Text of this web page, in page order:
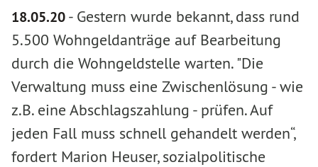
18.05.20- Gestern wurde bekannt, dass rund
5.500 Wohngeldanträge auf Bearbeitung
durch die Wohngeldstelle warten. "Die
Verwaltung muss eine Zwischenlösung - wie
z.B. eine Abschlagszahlung - prüfen. Auf
jeden Fall muss schnell gehandelt werden“,
fordert Marion Heuser, sozialpolitische